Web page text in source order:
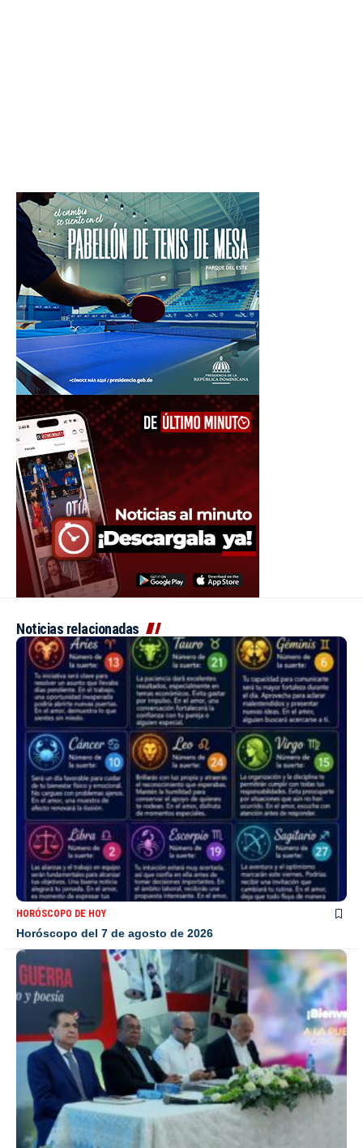
Noticias relacionadas
HORÓSCOPO DE HOY
Horóscopo del 7 de agosto de 2026